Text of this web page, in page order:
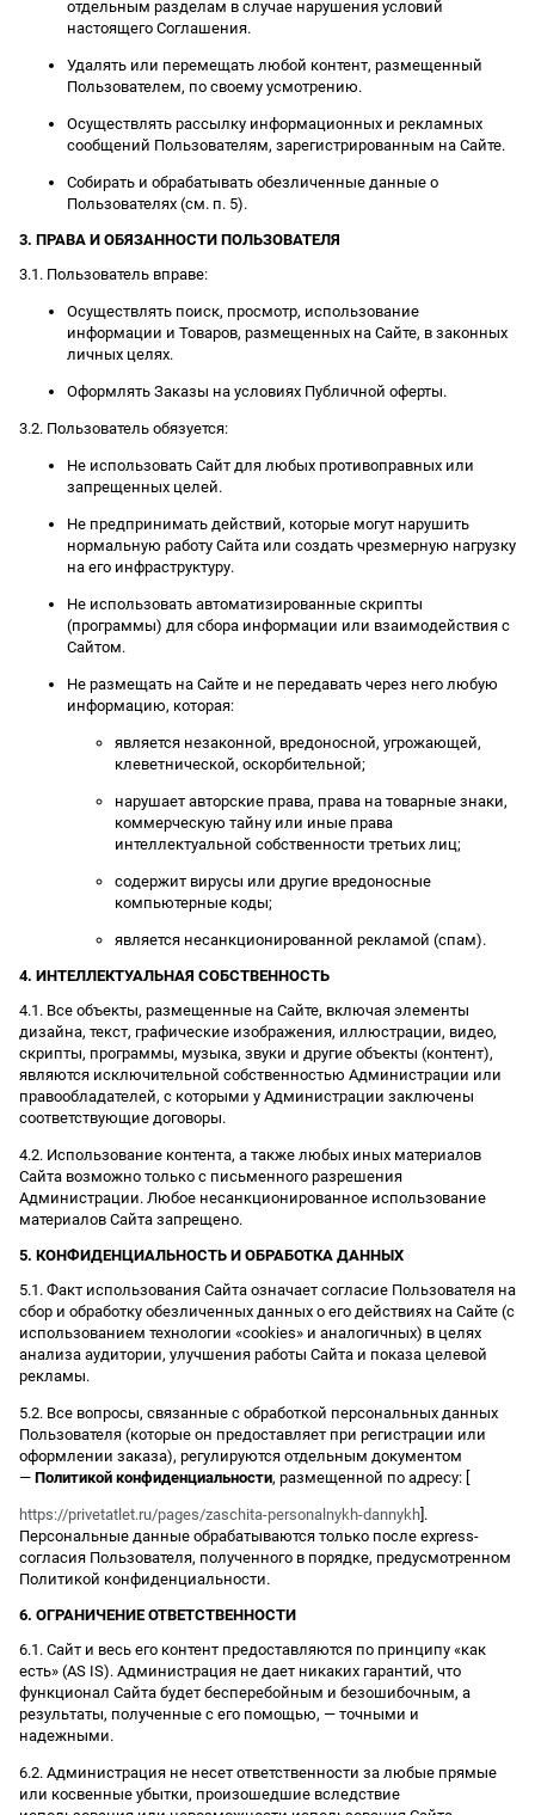
отдельным разделам в случае нарушения условий
настоящего Соглашения.
Удалять или перемещать любой контент, размещенный
Пользователем, по своему усмотрению.
Осуществлять рассылку информационных и рекламных
сообщений Пользователям, зарегистрированным на Сайте.
Собирать и обрабатывать обезличенные данные о
Пользователях (см. п. 5).
3. ПРАВА И ОБЯЗАННОСТИ ПОЛЬЗОВАТЕЛЯ
3.1. Пользователь вправе:
Осуществлять поиск, просмотр, использование
информации и Товаров, размещенных на Сайте, в законных
личных целях.
Оформлять Заказы на условиях Публичной оферты.
3.2. Пользователь обязуется:
Не использовать Сайт для любых противоправных или
запрещенных целей.
Не предпринимать действий, которые могут нарушить
нормальную работу Сайта или создать чрезмерную нагрузку
на его инфраструктуру.
Не использовать автоматизированные скрипты
(программы) для сбора информации или взаимодействия с
Сайтом.
Не размещать на Сайте и не передавать через него любую
информацию, которая:
является незаконной, вредоносной, угрожающей,
клеветнической, оскорбительной;
нарушает авторские права, права на товарные знаки,
коммерческую тайну или иные права
интеллектуальной собственности третьих лиц;
содержит вирусы или другие вредоносные
компьютерные коды;
является несанкционированной рекламой (спам).
4. ИНТЕЛЛЕКТУАЛЬНАЯ СОБСТВЕННОСТЬ
4.1. Все объекты, размещенные на Сайте, включая элементы
дизайна, текст, графические изображения, иллюстрации, видео,
скрипты, программы, музыка, звуки и другие объекты (контент),
являются исключительной собственностью Администрации или
правообладателей, с которыми у Администрации заключены
соответствующие договоры.
4.2. Использование контента, а также любых иных материалов
Сайта возможно только с письменного разрешения
Администрации. Любое несанкционированное использование
материалов Сайта запрещено.
5. КОНФИДЕНЦИАЛЬНОСТЬ И ОБРАБОТКА ДАННЫХ
5.1. Факт использования Сайта означает согласие Пользователя на
сбор и обработку обезличенных данных о его действиях на Сайте (с
использованием технологии «cookies» и аналогичных) в целях
анализа аудитории, улучшения работы Сайта и показа целевой
рекламы.
5.2. Все вопросы, связанные с обработкой персональных данных
Пользователя (которые он предоставляет при регистрации или
оформлении заказа), регулируются отдельным документом
— Политикой конфиденциальности, размещенной по адресу: [
https://privetatlet.ru/pages/zaschita-personalnykh-dannykh].
Персональные данные обрабатываются только после express-
согласия Пользователя, полученного в порядке, предусмотренном
Политикой конфиденциальности.
6. ОГРАНИЧЕНИЕ ОТВЕТСТВЕННОСТИ
6.1. Сайт и весь его контент предоставляются по принципу «как
есть» (AS IS). Администрация не дает никаких гарантий, что
функционал Сайта будет бесперебойным и безошибочным, а
результаты, полученные с его помощью, — точными и
надежными.
6.2. Администрация не несет ответственности за любые прямые
или косвенные убытки, произошедшие вследствие